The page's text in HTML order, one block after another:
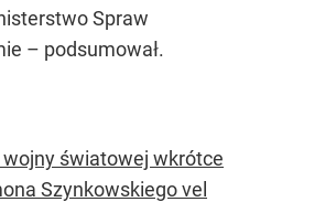
Spraw
– podsumował.
wojny światowej wkrótce
Szynkowskiego vel